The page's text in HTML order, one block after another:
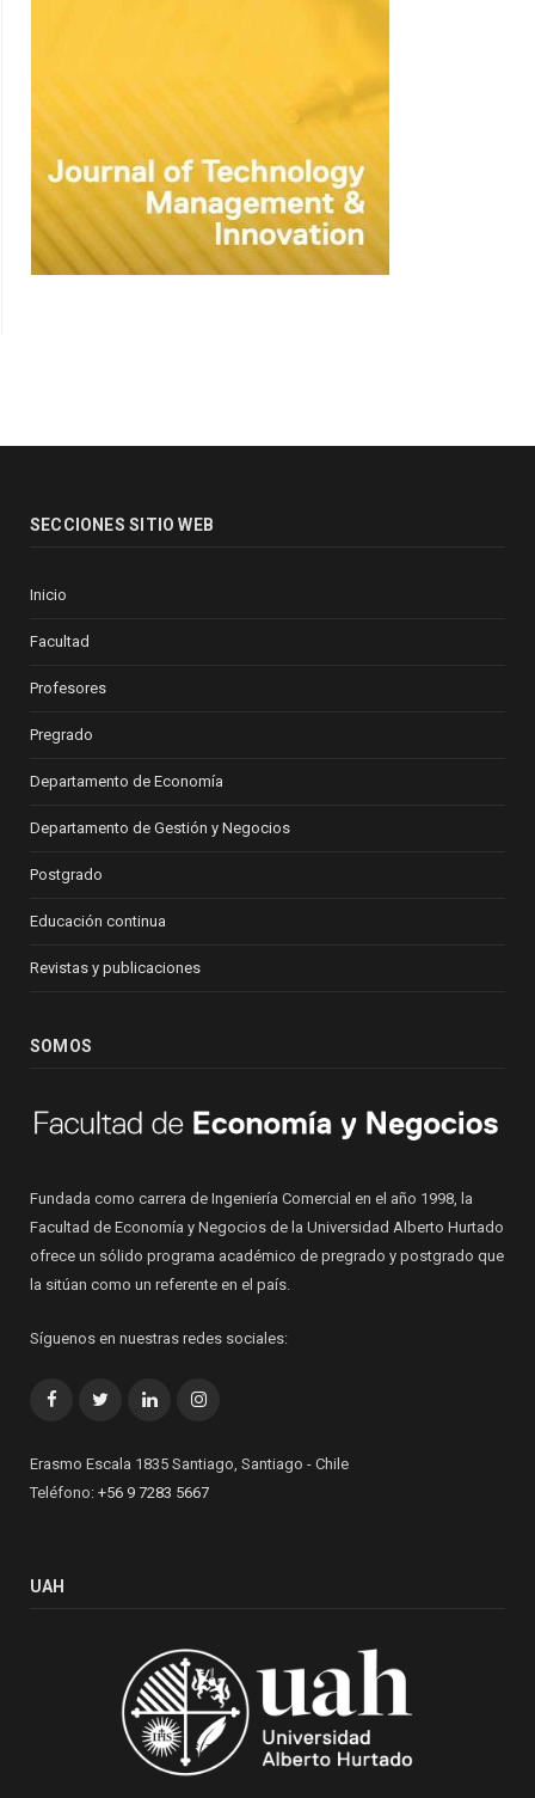
SECCIONES SITIO WEB
Inicio
Facultad
Profesores
Pregrado
Departamento de Economía
Departamento de Gestión y Negocios
Postgrado
Educación continua
Revistas y publicaciones
SOMOS
Fundada como carrera de Ingeniería Comercial en el año 1998, la
Facultad de Economía y Negocios de la Universidad Alberto Hurtado
ofrece un sólido programa académico de pregrado y postgrado que
la sitúan como un referente en el país.
Síguenos en nuestras redes sociales:
FacebookTwitterLinkedInInstagram
Erasmo Escala 1835 Santiago, Santiago - Chile
Teléfono: +56 9 7283 5667
UAH